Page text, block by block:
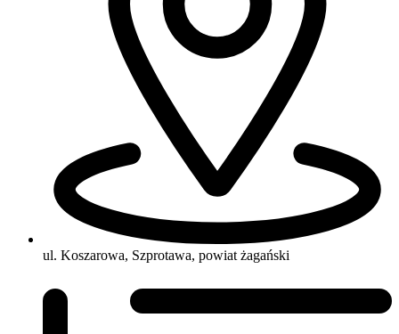
ul. Koszarowa, Szprotawa, powiat żagański